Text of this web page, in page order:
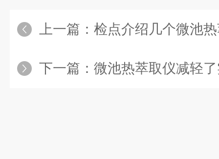
上一篇： 检点介绍几个微池
下一篇： 微池热萃取仪减轻